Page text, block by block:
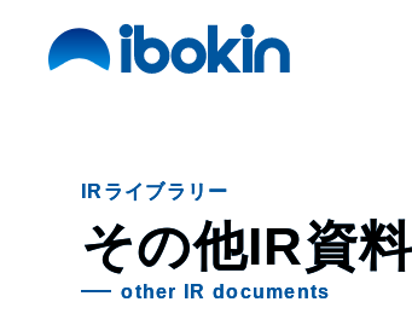
ニュース
事業案内
IRライブラリー
その他IR資料
other IR documents